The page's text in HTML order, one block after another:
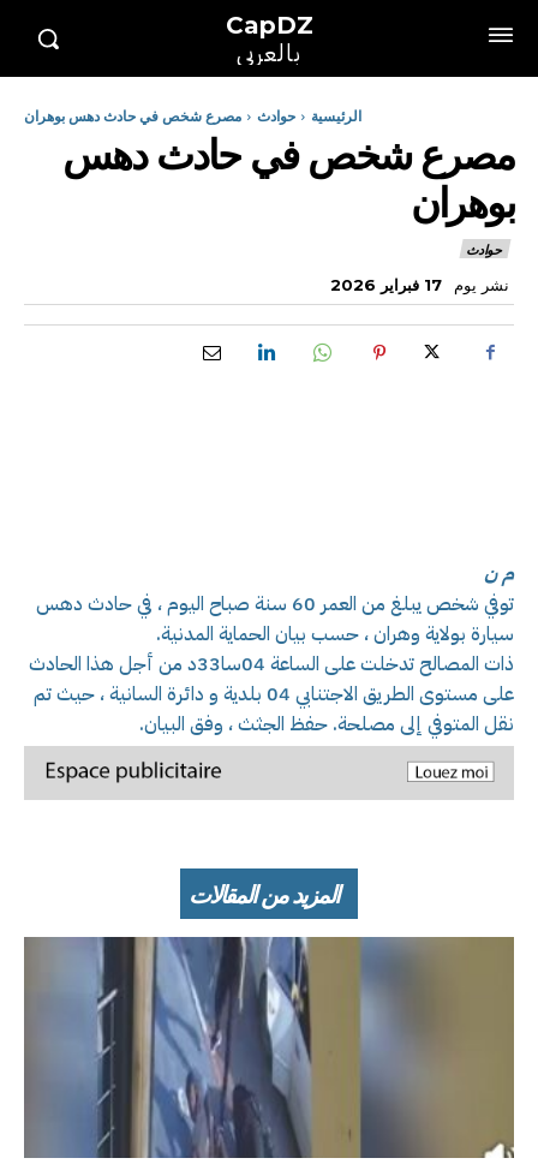
CapDZ
بالعربي
الرئيسية حوادث مصرع شخص في حادث دهس بوهران
مصرع شخص في حادث دهس
بوهران
حوادث
نشر يوم 17 فبراير 2026
م ن
توفي شخص يبلغ من العمر 60 سنة صباح اليوم ، في حادث دهس
سيارة بولاية وهران ، حسب بيان الحماية المدنية.
ذات المصالح تدخلت على الساعة 04سا33د من أجل هذا الحادث
على مستوى الطريق الاجتنابي 04 بلدية و دائرة السانية ، حيث تم
نقل المتوفي إلى مصلحة. حفظ الجثث ، وفق البيان.
المزيد من المقالات